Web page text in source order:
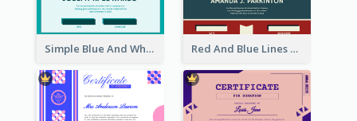
Simple Blue And White Rectangle Certificate Red And Blue Lines And Badge Completion Certificate